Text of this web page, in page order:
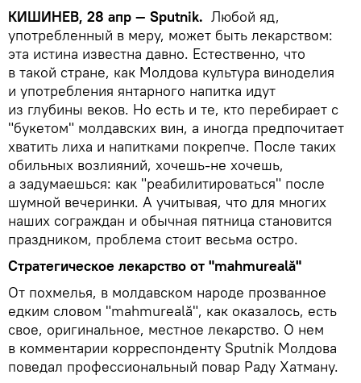
КИШИНЕВ, 28 апр — Sputnik. Любой яд,
употребленный в меру, может быть лекарством:
эта истина известна давно. Естественно, что
в такой стране, как Молдова культура виноделия
и употребления янтарного напитка идут
из глубины веков. Но есть и те, кто перебирает с
"букетом" молдавских вин, а иногда предпочитает
хватить лиха и напитками покрепче. После таких
обильных возлияний, хочешь-не хочешь,
а задумаешься: как "реабилитироваться" после
шумной вечеринки. А учитывая, что для многих
наших сограждан и обычная пятница становится
праздником, проблема стоит весьма остро.
Стратегическое лекарство от "mahmureală"
От похмелья, в молдавском народе прозванное
едким словом "mahmureală", как оказалось, есть
свое, оригинальное, местное лекарство. О нем
в комментарии корреспонденту Sputnik Молдова
поведал профессиональный повар Раду Хатману.